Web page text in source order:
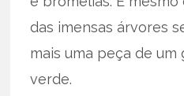
das imensas árvores
mais uma peça de
verde.